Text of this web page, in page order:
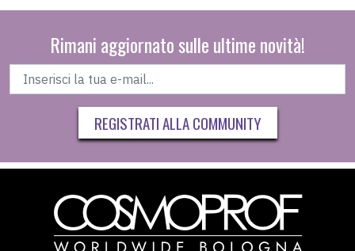
Rimani aggiornato sulle ultime novità!
REGISTRATI ALLA COMMUNITY